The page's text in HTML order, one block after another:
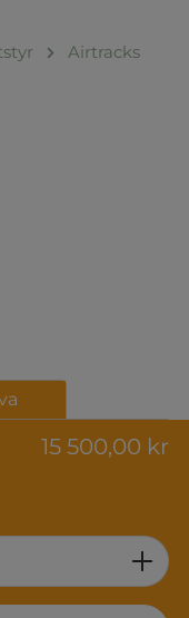
Airtracks
15 500,00 kr
desired